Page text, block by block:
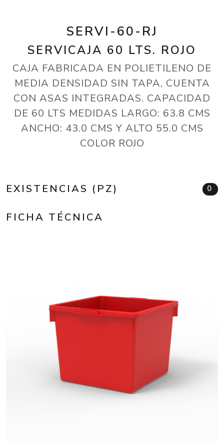
SERVI-60-RJ
SERVICAJA 60 LTS. ROJO
CAJA FABRICADA EN POLIETILENO DE
MEDIA DENSIDAD SIN TAPA, CUENTA
CON ASAS INTEGRADAS. CAPACIDAD
DE 60 LTS MEDIDAS LARGO: 63.8 CMS
ANCHO: 43.0 CMS Y ALTO 55.0 CMS
COLOR ROJO
EXISTENCIAS (PZ) 0
FICHA TÉCNICA